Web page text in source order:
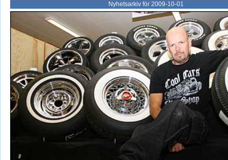
Nyhetsarkiv för 2009-10-01